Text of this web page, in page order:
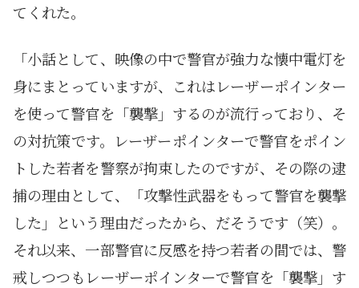
てくれた。
「小話として、映像の中で警官が強力な懐中電灯を
身にまとっていますが、これはレーザーポインター
を使って警官を「襲撃」するのが流行っており、そ
の対抗策です。レーザーポインターで警官をポイン
トした若者を警察が拘束したのですが、その際の逮
捕の理由として、「攻撃性武器をもって警官を襲撃
した」という理由だったから、だそうです（笑）。
それ以来、一部警官に反感を持つ若者の間では、警
戒しつつもレーザーポインターで警官を「襲撃」す